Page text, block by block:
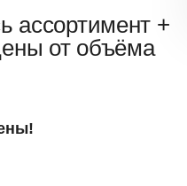
ассортимент +
от объёма